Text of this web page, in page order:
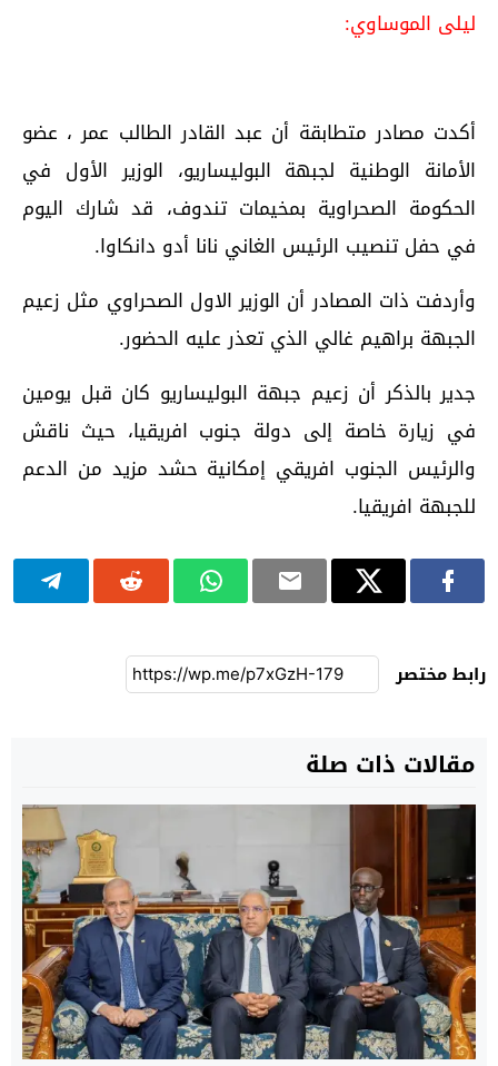
ليلى الموساوي:
أكدت مصادر متطابقة أن عبد القادر الطالب عمر ، عضو
الأمانة الوطنية لجبهة البوليساريو، الوزير الأول في
الحكومة الصحراوية بمخيمات تندوف، قد شارك اليوم
في حفل تنصيب الرئيس الغاني نانا أدو دانكاوا.
وأردفت ذات المصادر أن الوزير الاول الصحراوي مثل زعيم
الجبهة براهيم غالي الذي تعذر عليه الحضور.
جدير بالذكر أن زعيم جبهة البوليساريو كان قبل يومين
في زيارة خاصة إلى دولة جنوب افريقيا، حيث ناقش
والرئيس الجنوب افريقي إمكانية حشد مزيد من الدعم
للجبهة افريقيا.
رابط مختصر
مقالات ذات صلة